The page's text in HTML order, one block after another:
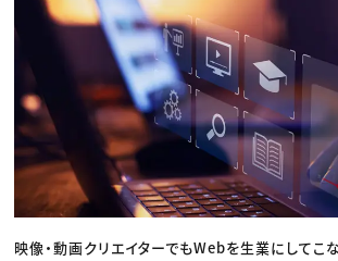
映像・動画クリエイターでもWebを生業にしてこ